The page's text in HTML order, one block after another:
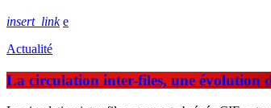
insert_link
Actualité
La circulation inter-files, une évolution